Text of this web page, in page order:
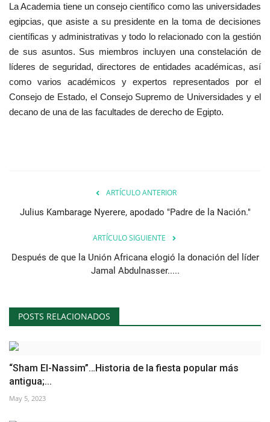
Lengua
English Swahili español
French Arabic
La Academia tiene un consejo científico como las universidades
egipcias, que asiste a su presidente en la toma de decisiones
científicas y administrativas y todo lo relacionado con la gestión
de sus asuntos. Sus miembros incluyen una constelación de
líderes de seguridad, directores de entidades académicas, así
como varios académicos y expertos representados por el
Consejo de Estado, el Consejo Supremo de Universidades y el
decano de una de las facultades de derecho de Egipto.
ARTÍCULO ANTERIOR
Julius Kambarage Nyerere, apodado "Padre de la Nación."
ARTÍCULO SIGUIENTE
Después de que la Unión Africana elogió la donación del líder
Jamal Abdulnasser.....
POSTS RELACIONADOS
“Sham El-Nassim”…Historia de la fiesta popular más
antigua;...
May 5, 2023